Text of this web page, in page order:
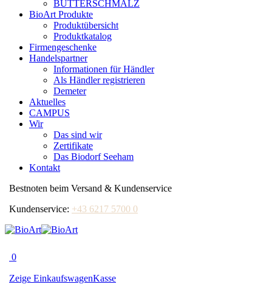
BUTTERSCHMALZ
BioArt Produkte
Produktübersicht
Produktkatalog
Firmengeschenke
Handelspartner
Informationen für Händler
Als Händler registrieren
Demeter
Aktuelles
CAMPUS
Wir
Das sind wir
Zertifikate
Das Biodorf Seeham
Kontakt
Bestnoten beim Versand & Kundenservice
Kundenservice: +43 6217 5700 0
0
Zeige EinkaufswagenKasse